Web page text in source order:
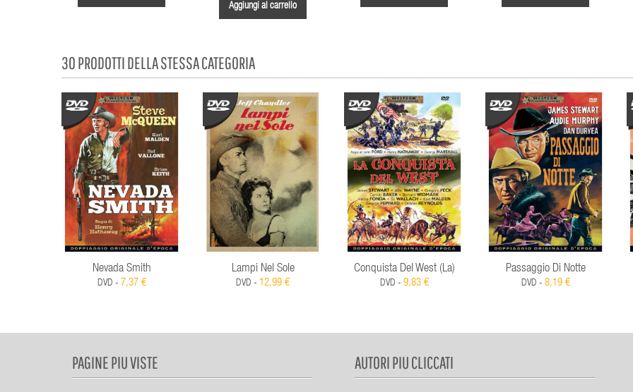
Aggiungi al carrello
30 PRODOTTI DELLA STESSA CATEGORIA
Nevada Smith
DVD - 7,37 €
Lampi Nel Sole
DVD - 12,99 €
Conquista Del West (La)
DVD - 9,83 €
Passaggio Di Notte
DVD - 8,19 €
PAGINE PIU VISTE AUTORI PIU CLICCATI